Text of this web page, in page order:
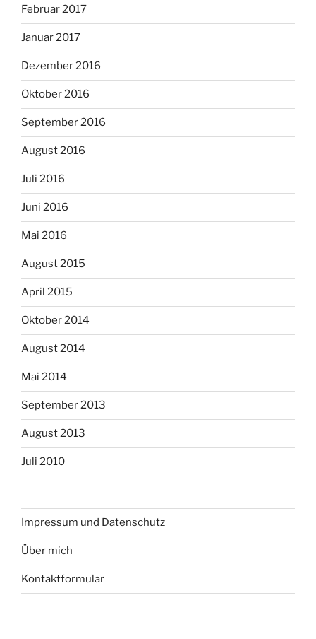
Februar 2017
Januar 2017
Dezember 2016
Oktober 2016
September 2016
August 2016
Juli 2016
Juni 2016
Mai 2016
August 2015
April 2015
Oktober 2014
August 2014
Mai 2014
September 2013
August 2013
Juli 2010
Impressum und Datenschutz
Über mich
Kontaktformular